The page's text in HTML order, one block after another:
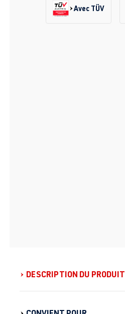
Avec TÜV
DESCRIPTION DU PRODUIT